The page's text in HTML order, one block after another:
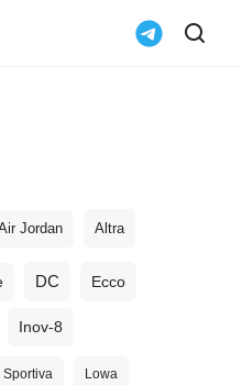
Jordan Altra
DC Ecco
Inov-8
Sportiva Lowa